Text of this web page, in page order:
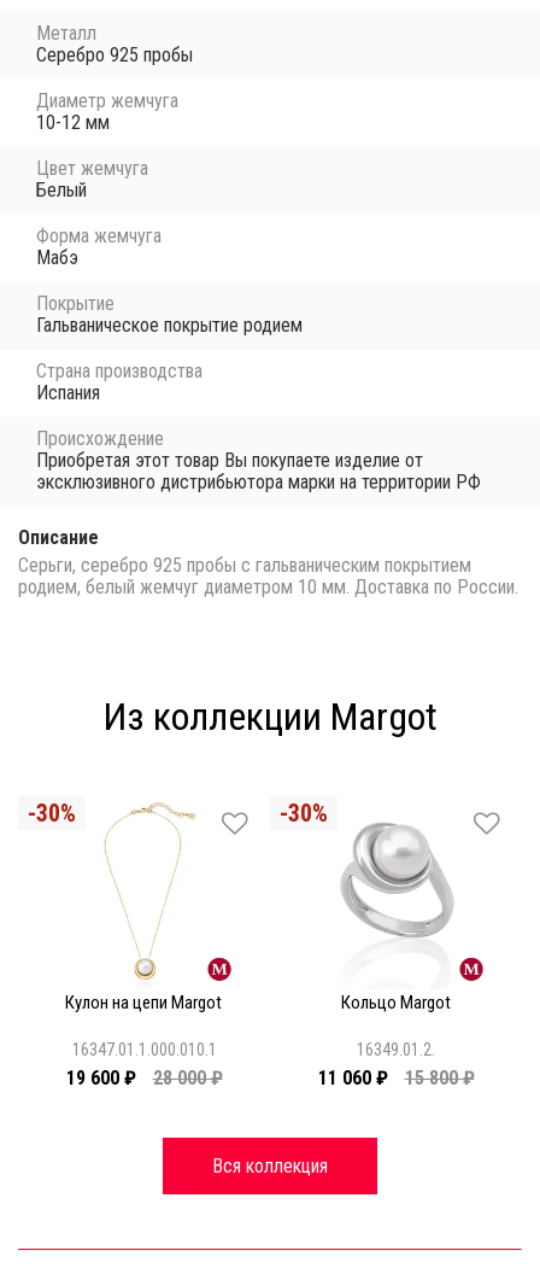
Металл
Серебро 925 пробы
Диаметр жемчуга
10-12 мм
Цвет жемчуга
Белый
Форма жемчуга
Мабэ
Покрытие
Гальваническое покрытие родием
Страна производства
Испания
Происхождение
Приобретая этот товар Вы покупаете изделие от
эксклюзивного дистрибьютора марки на территории РФ
Описание
Серьги, серебро 925 пробы с гальваническим покрытием
родием, белый жемчуг диаметром 10 мм. Доставка по России.
Из коллекции Margot
Кулон на цепи Margot
16347.01.1.000.010.1
19 600 ₽ 28 000 ₽
Кольцо Margot
16349.01.2.
11 060 ₽ 15 800 ₽
Вся коллекция